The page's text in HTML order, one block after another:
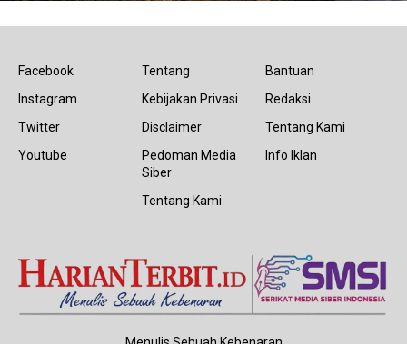
Facebook
Instagram
Twitter
Youtube
Tentang
Kebijakan Privasi
Disclaimer
Pedoman Media
Siber
Tentang Kami
Bantuan
Redaksi
Tentang Kami
Info Iklan